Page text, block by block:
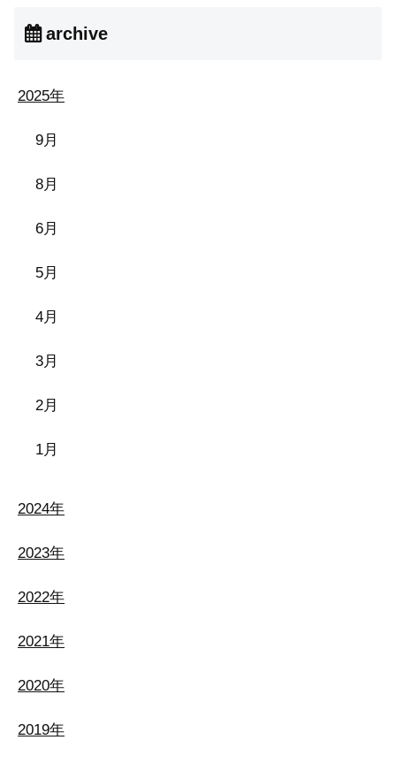
archive
2025年
9月
8月
6月
5月
4月
3月
2月
1月
2024年
2023年
2022年
2021年
2020年
2019年